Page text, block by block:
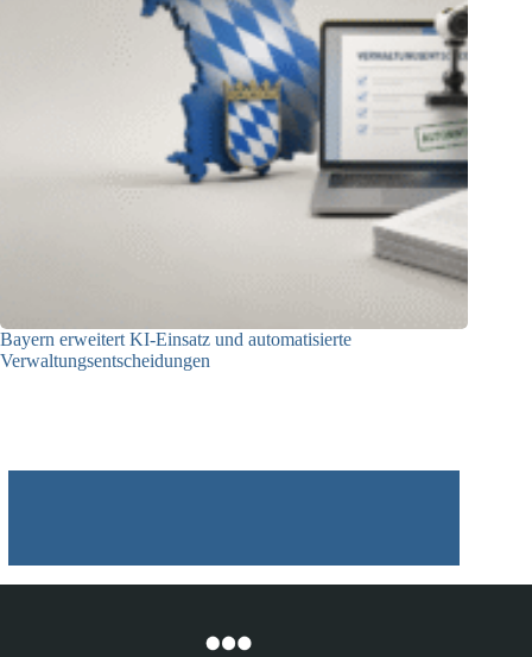
Bayern erweitert KI-Einsatz und automatisierte
Verwaltungsentscheidungen